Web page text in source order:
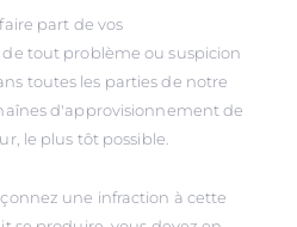
part de vos
tout problème ou suspicion
toutes les parties de notre
d'approvisionnement de
le plus tôt possible.
une infraction à cette